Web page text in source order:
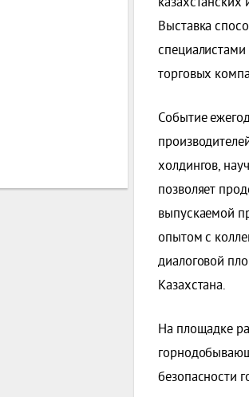
Выставка
торговых
Событие
холдингов,
позволяет
выпускаемой
опытом с
диалоговой
Казахстана.
На площадке
безопасности